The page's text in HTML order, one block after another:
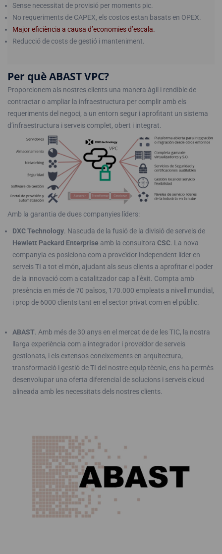
Sense necessitat de provisió per moments pic.
No requeriments de CAPEX, els costos estan basats en OPEX.
Major eficiència a causa d’economies d’escala.
Reducció de costs de gestió i manteniment.
Per què ABAST VPC?
Proporcionem als nostres clients una manera àgil i rendible de
contractar o ampliar la infraestructura per complir amb els
requeriments del negoci, a un entorn segur i aprofitant un sistema
d’infraestructura i serveis complet, obert i integrat.
Amb la garantia de dues companyies líders:
DXC Technology. Nascuda de la fusió de la divisió de serveis de
Hewlett Packard Enterprise amb la consultora CSC. La nova
companyia es posiciona com a proveïdor independent líder en
serveis TI a tot el món, ajudant als seus clients a aprofitar el poder
de la innovació com a catalitzador cap a l’èxit. Compta amb
presència en més de 70 països, 170.000 empleats a nivell mundial,
i prop de 6000 clients tant en el sector privat com en el públic.
ABAST. Amb més de 30 anys en el mercat de de les TIC, la nostra
llarga experiència com a integrador i proveïdor de serveis
gestionats, i els extensos coneixements en arquitectura,
transformació i gestió de TI del nostre equip tècnic, ens ha permès
desenvolupar una oferta diferencial de solucions i serveis cloud
alineada amb les necessitats dels nostres clients.